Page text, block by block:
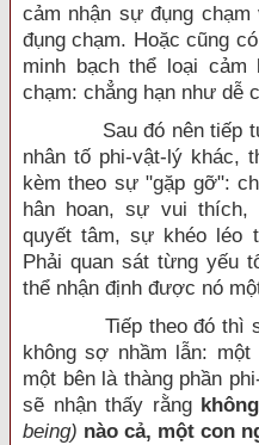
cảm nhận sự đụng
đụng chạm. Hoặc cũng
minh bạch thể loại
chạm: chẳng hạn như dễ
Sau đó nên tiếp tục
nhân tố phi-vật-lý khác,
kèm theo sự "gặp gỡ":
hân hoan, sự vui
quyết tâm, sự khéo léo
Phải quan sát từng yếu
thể nhận định được nó
Tiếp theo đó thì sẽ
không sợ nhầm lẫn:
một bên là thàng phần
sẽ nhận thấy rằng
being) nào cả, một con